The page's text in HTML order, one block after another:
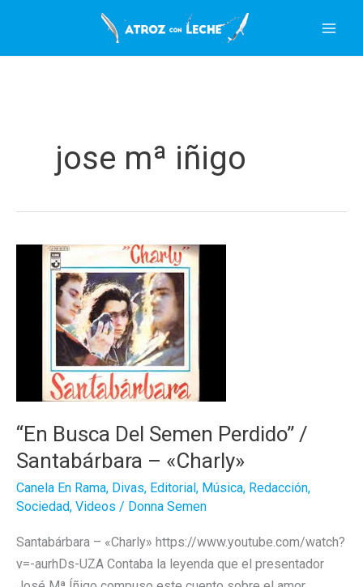
contenido
jose mª iñigo
“En Busca Del Semen Perdido” /
Santabárbara – «Charly»
Canela En Rama, Divas, Editorial , Música, Redacción,
Sociedad, Videos / Donna Semen
Santabárbara – «Charly» https://www.youtube.com/watch?
v=-aurhDs-UZA Contaba la leyenda que el presentador